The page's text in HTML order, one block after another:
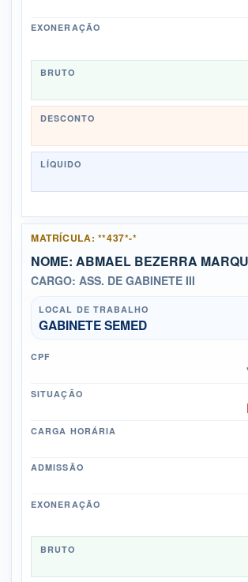
EXONERAÇÃO
BRUTO
DESCONTO
LÍQUIDO
MATRÍCULA: **437*-*
NOME: ABMAEL BEZERRA
CARGO: ASS. DE GABINETE III
LOCAL DE TRABALHO
GABINETE SEMED
CPF
SITUAÇÃO
CARGA HORÁRIA
ADMISSÃO
EXONERAÇÃO
BRUTO